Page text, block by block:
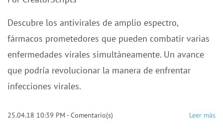
Descubre los antivirales de amplio espectro,
fármacos prometedores que pueden combatir varias
enfermedades virales simultáneamente. Un avance
que podría revolucionar la manera de enfrentar
infecciones virales.
25.04.18 10:39 PM -Comentario(s) Leer más